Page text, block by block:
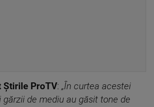
Știrile ProTV: „În curtea acestei
de mediu au găsit tone de